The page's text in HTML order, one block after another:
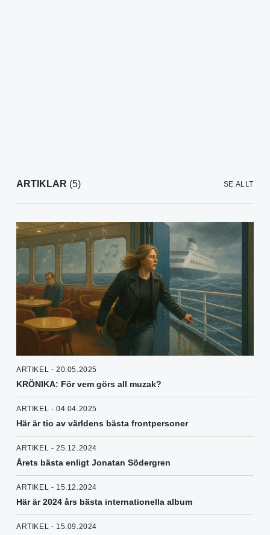
ARTIKLAR (5) SE ALLT
ARTIKEL - 20.05.2025
KRÖNIKA: För vem görs all muzak?
ARTIKEL - 04.04.2025
Här är tio av världens bästa frontpersoner
ARTIKEL - 25.12.2024
Årets bästa enligt Jonatan Södergren
ARTIKEL - 15.12.2024
Här är 2024 års bästa internationella album
ARTIKEL - 15.09.2024